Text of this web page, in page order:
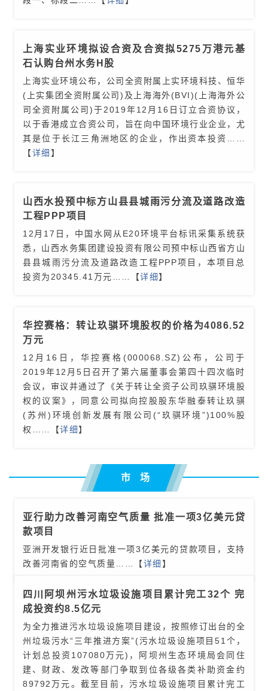
上海实业环境拟设合资及合资拟5275万港元基
石认购台州水务H股
上海实业环境公布，公司全资附属上实环境科技、恒华
(上实集团全资附属公司)及上海海外(BVI)(上海海外公
司全资附属公司)于2019年12月16日订立合资协议，
以于香港成立合资公司，旨在向中国环境行业企业，尤
其是位于长江三角洲地区的企业，作出资本投资
【详细 】
山西水投预中标方山县县城雨污分流及道路改造
工程PPP项目
12月17日，中国水网从E20环境平台标讯采集系统获
悉，山西水务集团建设投资有限公司预中标山西省方山
县县城雨污分流及道路改造工程PPP项目，本项目总
投资为20345.41万元 ……【详细】
华控赛格：转让玖骐环境股权的价格为4086.52
万元
12月16日，华控赛格(000068.SZ)公布，公司于
2019年12月5日召开了第六届董事会第四十四次临时
会议，审议并通过了《关于转让全资子公司玖骐环境股
权的议案》，同意公司拟向控股股东华融泰转让玖骐
(苏州)环境创新发展有限公司(“玖骐环境”)100%股
权
……【详细】
市 场
亚行助力改善河南空气质量 批准一项3亿美元贷
款项目
亚洲开发银行近日批准一项3亿美元的贷款项目，支持
改善河南省的空气质量 ……【详细 】
四川阿坝州污水垃圾设施项目累计完工32个 完
成投资约8.5亿元
为全力推进污水垃圾设施项目建设，按照修订出台的全
州垃圾污水“三年推进方案”(污水垃圾设施项目51个，
计划总投资107080万元)，阿坝州生态环境局会同住
建、财政、发改等部门争取到位各级各类补助资金约
89792万元。截至目前，污水垃圾设施项目累计完工